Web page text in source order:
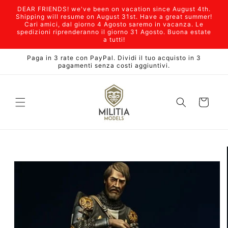
direttamente
ai contenuti
DEAR FRIENDS! we've been on vacation since August 4th.
Shipping will resume on August 31st. Have a great summer!
Cari amici, dal giorno 4 Agosto saremo in vacanza. Le
spedizioni riprenderanno il giorno 31 Agosto. Buona estate
a tutti!
Paga in 3 rate con PayPal. Dividi il tuo acquisto in 3
pagamenti senza costi aggiuntivi.
Carrello
sul prodotto